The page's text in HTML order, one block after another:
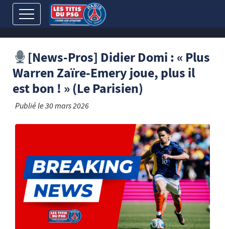
[News-Pros] Didier Domi : « Plus
Warren Zaïre-Emery joue, plus il
est bon ! » (Le Parisien)
Publié le30 mars 2026